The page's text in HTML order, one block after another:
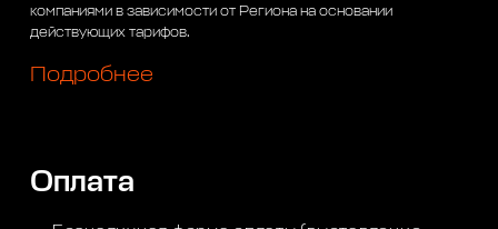
компаниями в зависимости от Региона на основании
действующих тарифов.
Подробнее
Оплата